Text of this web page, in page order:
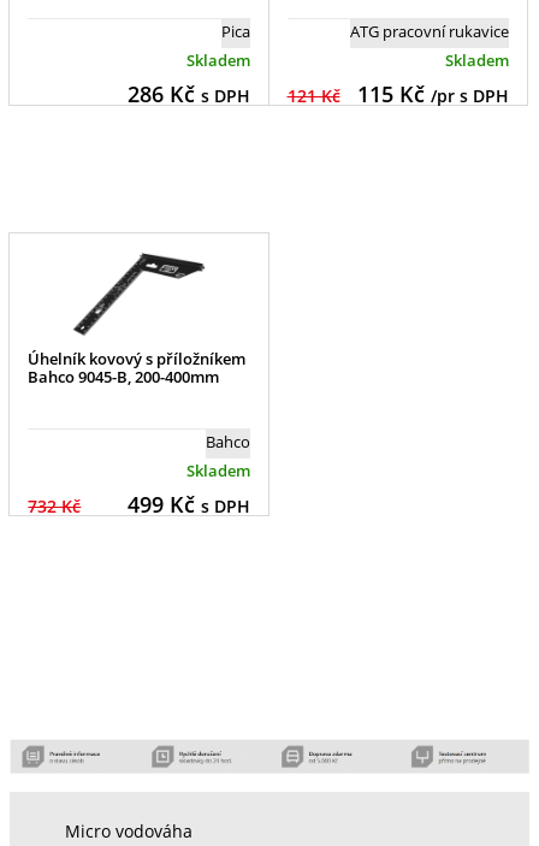
Pica
Skladem
286Kč s DPH
ATG pracovní rukavice
Skladem
121 Kč 115Kč /pr s DPH
Úhelník kovový s příložníkem
Bahco 9045-B, 200-400mm
Bahco
Skladem
732 Kč 499Kč s DPH
Micro vodováha